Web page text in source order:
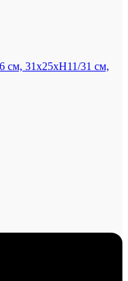
см, 31x25xH11/31 см,